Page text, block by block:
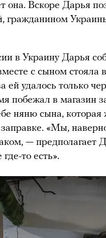
она. Вскоре Дарья
в Украину Дарья
с сыном стояла
ей удалось только
побежал в магазин
няню сына,
«Мы,
— предполагает
то есть».